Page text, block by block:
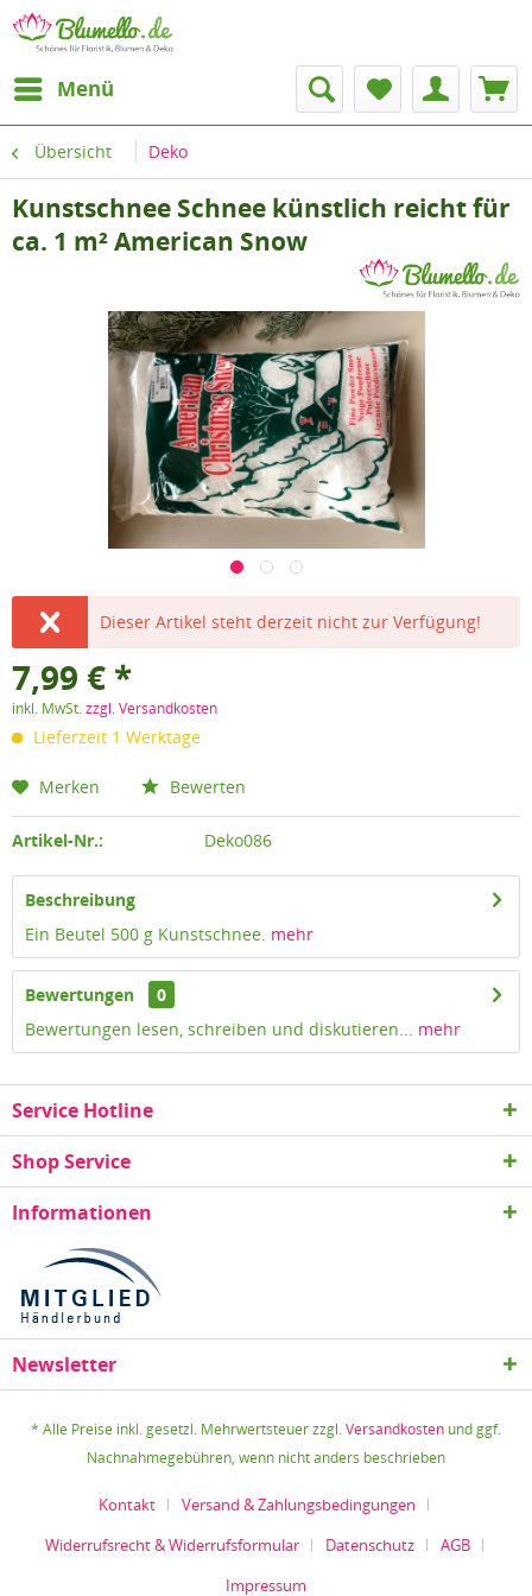
Menü
Übersicht Deko
Kunstschnee Schnee künstlich reicht für
ca. 1 m² American Snow
Dieser Artikel steht derzeit nicht zur Verfügung!
7,99 € *
inkl. MwSt.zzgl. Versandkosten
Lieferzeit 1 Werktage
Merken Bewerten
Artikel-Nr.: Deko086
Beschreibung
Ein Beutel 500 g Kunstschnee. mehr
Bewertungen
0
Bewertungen lesen, schreiben und diskutieren... mehr
Service Hotline
Shop Service
Informationen
Newsletter
* Alle Preise inkl. gesetzl. Mehrwertsteuer zzgl.Versandkosten und ggf.
Nachnahmegebühren, wenn nicht anders beschrieben
Kontakt
Versand & Zahlungsbedingungen
Widerrufsrecht & Widerrufsformular
Datenschutz
AGB
Impressum